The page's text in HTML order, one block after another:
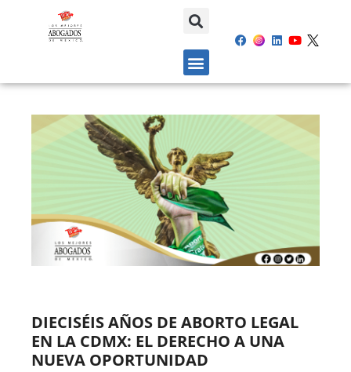
DIECISÉIS AÑOS DE ABORTO LEGAL
EN LA CDMX: EL DERECHO A UNA
NUEVA OPORTUNIDAD